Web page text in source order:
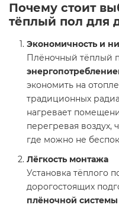
Почему стоит
тёплый пол для
Экономичность и
Плёночный тёплый
экономить на
традиционных
нагревает
перегревая воздух,
где можно не
Лёгкость монтажа
Установка тёплого
дорогостоящих
плёночной системы